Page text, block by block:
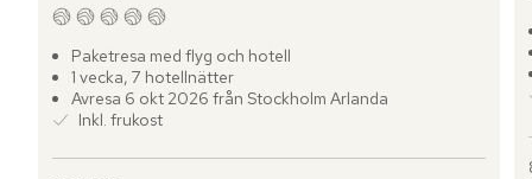
Paketresa med flyg och hotell
1 vecka, 7 hotellnätter
Avresa 6 okt 2026 från Stockholm Arlanda
Inkl. frukost